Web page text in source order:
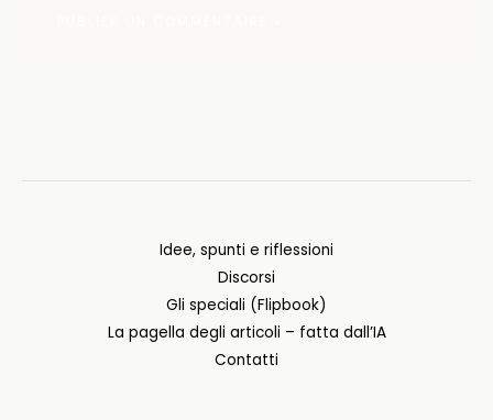
Idee, spunti e riflessioni
Discorsi
Gli speciali (Flipbook)
La pagella degli articoli – fatta dall’IA
Contatti